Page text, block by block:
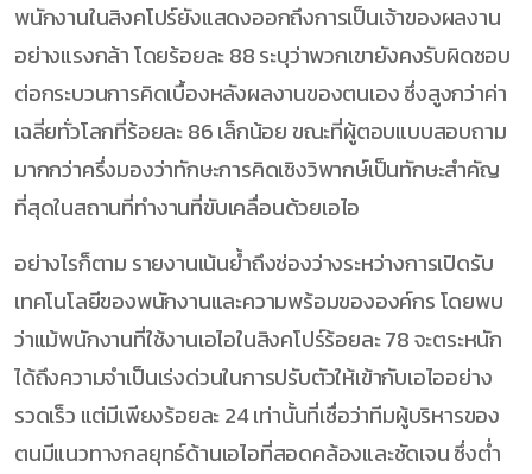
พนักงานในสิงคโปร์ยังแสดงออกถึงการเป็นเจ้าของผลงาน
อย่างแรงกล้า โดยร้อยละ 88 ระบุว่าพวกเขายังคงรับผิดชอบ
ต่อกระบวนการคิดเบื้องหลังผลงานของตนเอง ซึ่งสูงกว่าค่า
เฉลี่ยทั่วโลกที่ร้อยละ 86 เล็กน้อย ขณะที่ผู้ตอบแบบสอบถาม
มากกว่าครึ่งมองว่าทักษะการคิดเชิงวิพากษ์เป็นทักษะสำคัญ
ที่สุดในสถานที่ทำงานที่ขับเคลื่อนด้วยเอไอ
อย่างไรก็ตาม รายงานเน้นย้ำถึงช่องว่างระหว่างการเปิดรับ
เทคโนโลยีของพนักงานและความพร้อมขององค์กร โดยพบ
ว่าแม้พนักงานที่ใช้งานเอไอในสิงคโปร์ร้อยละ 78 จะตระหนัก
ได้ถึงความจำเป็นเร่งด่วนในการปรับตัวให้เข้ากับเอไออย่าง
รวดเร็ว แต่มีเพียงร้อยละ 24 เท่านั้นที่เชื่อว่าทีมผู้บริหารของ
ตนมีแนวทางกลยุทธ์ด้านเอไอที่สอดคล้องและชัดเจน ซึ่งต่ำ